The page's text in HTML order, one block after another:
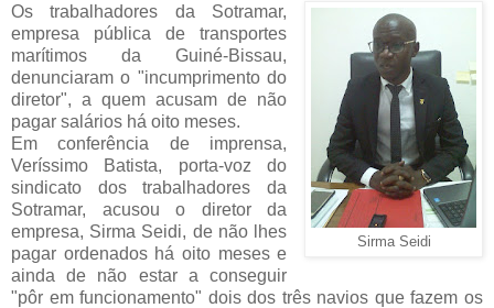
Sirma Seidi
Os trabalhadores da Sotramar,
empresa pública de transportes
marítimos da Guiné-Bissau,
denunciaram o "incumprimento do
diretor", a quem acusam de não
pagar salários há oito meses.
Em conferência de imprensa,
Veríssimo Batista, porta-voz do
sindicato dos trabalhadores da
Sotramar, acusou o diretor da
empresa, Sirma Seidi, de não lhes
pagar ordenados há oito meses e
ainda de não estar a conseguir
"pôr em funcionamento" dois dos três navios que fazem os